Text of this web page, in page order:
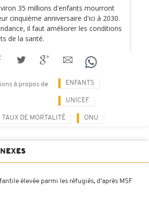
35 millions d'enfants mourront
cinquième anniversaire d'ici à 2030.
il faut améliorer les conditions
de la santé.
à propos de ENFANTS
UNICEF
TAUX DE MORTALITÉ ONU
élevée parmi les réfugiés, d'après MSF